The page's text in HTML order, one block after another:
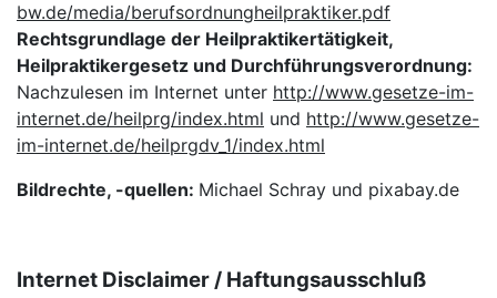
bw.de/media/berufsordnungheilpraktiker.pdf
Rechtsgrundlage der Heilpraktikertätigkeit,
Heilpraktikergesetz und Durchführungsverordnung:
Nachzulesen im Internet unter http://www.gesetze-im-
internet.de/heilprg/index.html und http://www.gesetze-
im-internet.de/heilprgdv_1/index.html
Bildrechte, -quellen: Michael Schray und pixabay.de
Internet Disclaimer / Haftungsausschluß